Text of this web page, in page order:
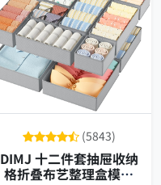
(5843)
DIMJ 十二件套抽屉收纳
格折叠布艺整理盒模块